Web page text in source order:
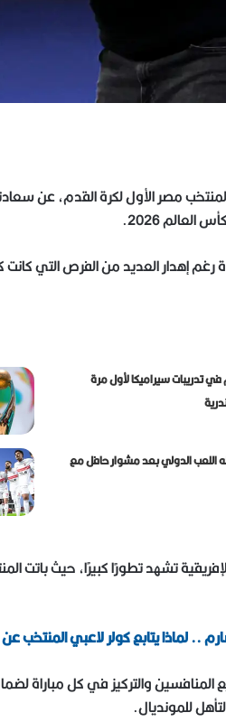
مصر الأول لكرة القدم، عن
2026.
رغم إهدار العديد من الفرص التي
تدريبات سيراميكا لأول مرة
اللعب الدولي بعد مشوار حافل مع
تشهد تطورًا كبيرًا، حيث باتت
.. لماذا يتابع كولر لاعبي المنتخب
والتركيز في كل مباراة
للمونديال.